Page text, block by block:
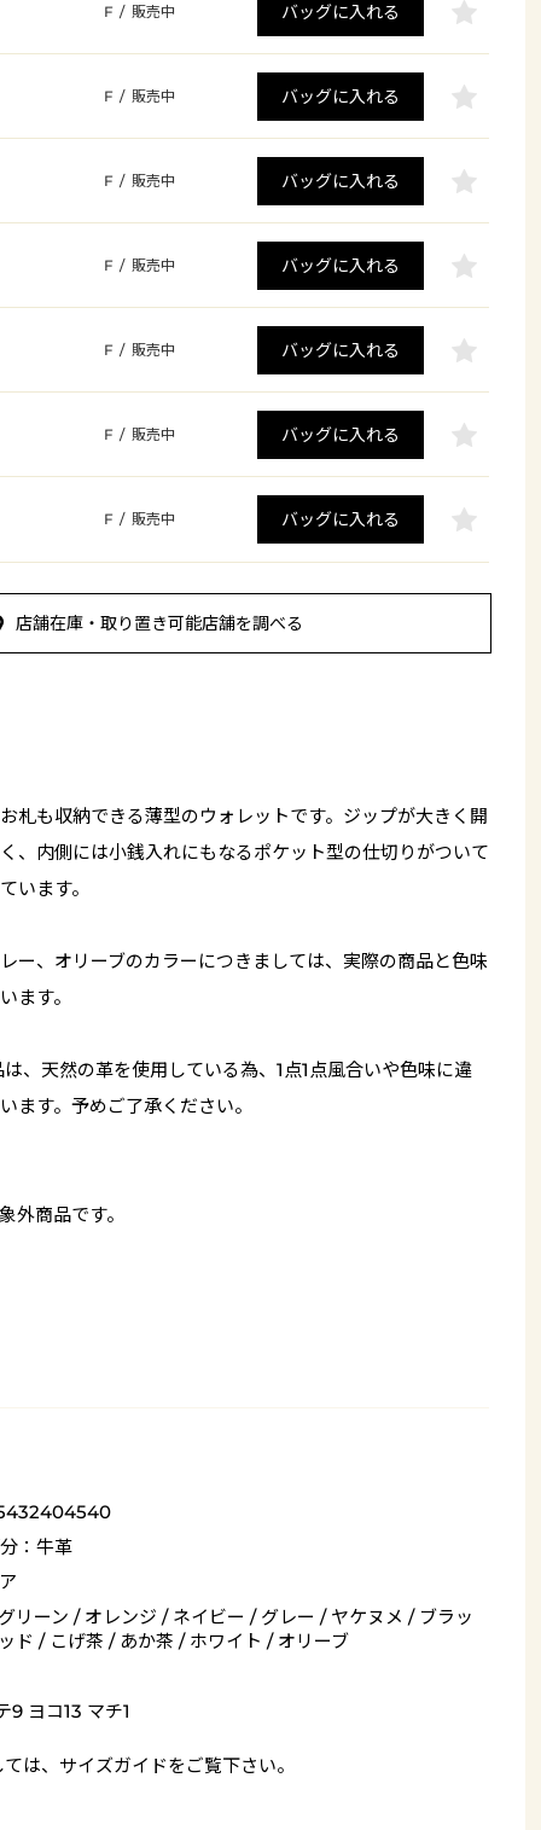
F / 販売中 バッグに入れる
F / 販売中 バッグに入れる
F / 販売中 バッグに入れる
F / 販売中 バッグに入れる
F / 販売中 バッグに入れる
F / 販売中 バッグに入れる
F / 販売中 バッグに入れる
店舗在庫・取り置き可能店舗を調べる
札も収納できる薄型のウォレットです。ジップが大きく開
、内側には小銭入れにもなるポケット型の仕切りがついて
います。
ー、オリーブのカラーにつきましては、実際の商品と色味
ます。
、天然の革を使用している為、1点1点風合いや色味に違
ます。予めご了承ください。
外商品です。
：牛革
リーン / オレンジ / ネイビー / グレー / ヤケヌメ / ブラッ
ド / こげ茶 / あか茶 / ホワイト / オリーブ
9 ヨコ13 マチ1
は、 サイズガイドをご覧下さい。